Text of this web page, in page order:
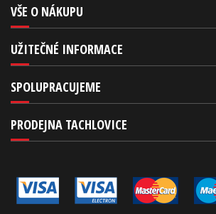
VŠE O NÁKUPU
UŽITEČNÉ INFORMACE
SPOLUPRACUJEME
PRODEJNA TACHLOVICE